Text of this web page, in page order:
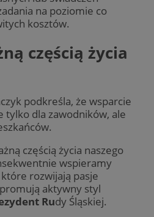
na poziomie co
kosztów.
częścią życia
podkreśla, że wsparcie
tylko dla zawodników, ale
częścią życia naszego
wspieramy
rozwijają pasje
aktywny styl
Rudy Śląskiej.